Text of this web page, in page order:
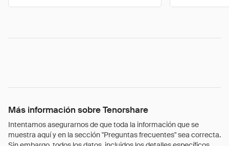
Más información sobre Tenorshare
Intentamos asegurarnos de que toda la información que se
muestra aquí y en la sección "Preguntas frecuentes" sea correcta.